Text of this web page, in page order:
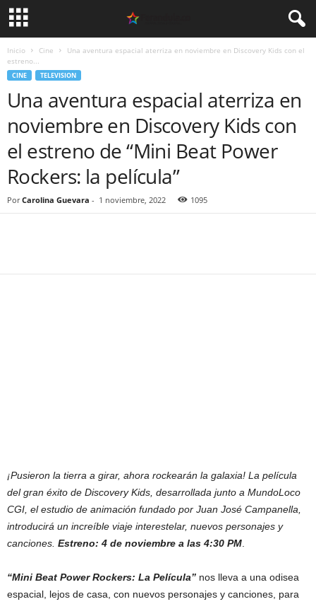
Inicio Cine
Una aventura espacial aterriza en noviembre en Discovery Kids con el
estreno...
CINE TELEVISION
Una aventura espacial aterriza en
noviembre en Discovery Kids con
el estreno de “Mini Beat Power
Rockers: la película”
Por Carolina Guevara - 1 noviembre, 2022 1095
¡Pusieron la tierra a girar, ahora rockearán la galaxia! La película
del gran éxito de Discovery Kids, desarrollada junto a MundoLoco
CGI, el estudio de animación fundado por Juan José Campanella,
introducirá un increíble viaje interestelar, nuevos personajes y
canciones. Estreno: 4 de noviembre a las 4:30 PM
“Mini Beat Power Rockers: La Película” nos lleva a una odisea
espacial, lejos de casa, con nuevos personajes y canciones, para